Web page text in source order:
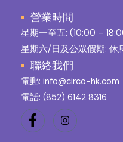
營業時間
星期一至五: (10:00 –
星期六/日及公眾假期: 休
聯絡我們
電郵: info@circo-hk.com
電話: (852) 6142 8316